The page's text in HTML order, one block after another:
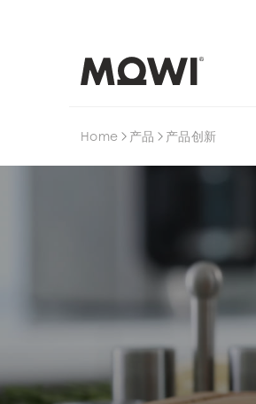
Home 产品 产品创新